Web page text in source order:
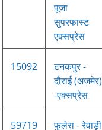
पूजा
सुपरफास्ट
एक्सप्रेस
15092
टनकपुर -
दौराई (अजमेर)
-एक्सप्रेस
59719 फुलेरा - रेवाड़ी